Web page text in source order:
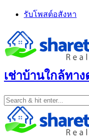
Skip
content
รับโพสต์อสังหา
เช่าบ้านใกล้ทา